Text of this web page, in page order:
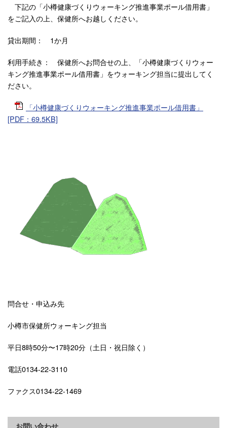
下記の「小樽健康づくりウォーキング推進事業ポール借用書」
をご記入の上、保健所へお越しください。
貸出期間： 1か月
利用手続き： 保健所へお問合せの上、「小樽健康づくりウォー
キング推進事業ポール借用書」をウォーキング担当に提出してく
ださい。
「小樽健康づくりウォーキング推進事業ポール借用書」
[PDF：69.5KB]
問合せ・申込み先
小樽市保健所ウォーキング担当
平日8時50分〜17時20分（土日・祝日除く）
電話0134-22-3110
ファクス0134-22-1469
お問い合わせ